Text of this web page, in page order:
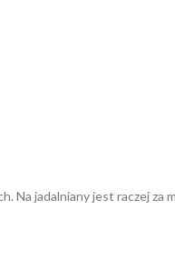
Na jadalniany jest raczej za